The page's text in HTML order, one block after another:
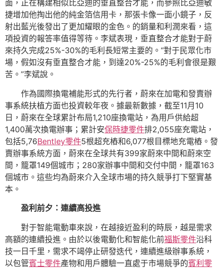
面，正在構建相似比亞迪的垂直整合才能，而參照比亞迪敏
捷增加他掏出他的純金箔信用卡，那張卡像一面小鏡子，反
射出藍光後發出了更加耀眼的金色。的銷量和利潤來看，這
項投資的報答率值得等待。李斌表現，垂直整合才能對于蔚
來持久完成25%-30%的毛利長短常主要的。“對于民眾化市
場，假如沒有垂直整合才能，到達20%-25%的毛利會很是艱
苦。”李斌說。
作為國際換電補能形式的先行者，蔚來在加電和發賣辦
事系統扶植方面也投資較年夜。據最新數據，截至11月10
日，蔚來在全球累計布局1,210座換電站，為用戶供給超
1,400萬次換電辦事；累計安保時捷零件排2,055座充電站，
包括5,76Bentley零件5根超充樁和6,077根目標地充電樁。發
賣辦事系統方面，蔚來在全球共有399家蔚來中間和蔚來空
間，籠罩149個城市；280家辦事中間和交付中間，籠罩163
個城市。這些均為蔚來介入全球市場的持久競爭打下堅實基
本。
盈利前夕：連續高投進
對于智能電動車來說，在越接近盈利的時辰，越是需求
高額的連續投進。由於以後電動化和智能化前福斯零件沿科
技一日千里，需求不竭停止研發迭代，連續進級辦事系統，
以包管賓士零件產物和用戶體驗一直處于市場競爭的賓利零